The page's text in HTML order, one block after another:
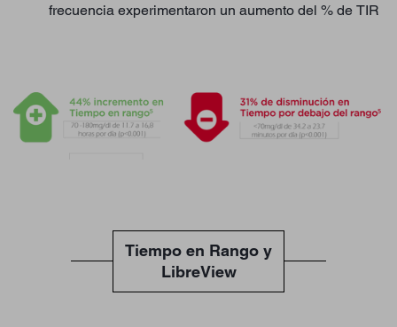
frecuencia experimentaron un aumento del % de TIR
Tiempo en Rango y
LibreView